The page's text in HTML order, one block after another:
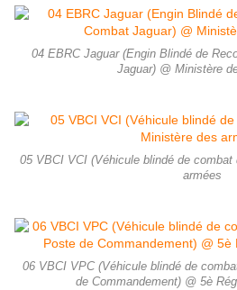
04 EBRC Jaguar (Engin Blindé de
Jaguar) @ Ministère
05 VBCI VCI (Véhicule blindé de combat
armées
06 VBCI VPC (Véhicule blindé de
de Commandement) @ 5è